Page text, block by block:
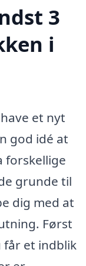
3
i
et nyt
god idé at
forskellige
grunde til
dig med at
Først
får et indblik